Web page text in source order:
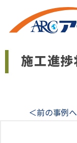
＜前の事例へ